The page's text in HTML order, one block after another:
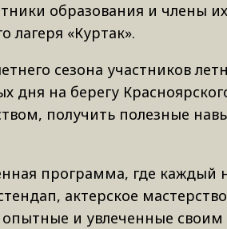
образования и члены
лагеря «Куртак».
сезона участников
дня на берегу
получить полезные
программа, где каждый
актерское
опытные и увлеченные